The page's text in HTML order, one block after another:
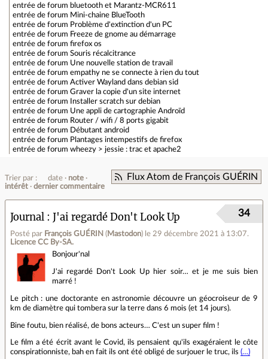
entrée de forum bluetooth et Marantz-MCR611
entrée de forum Mini-chaine BlueTooth
entrée de forum Problème d'extinction d'un PC
entrée de forum Freeze de gnome au démarrage
entrée de forum firefox os
entrée de forum Souris récalcitrance
entrée de forum Une nouvelle station de travail
entrée de forum empathy ne se connecte à rien du tout
entrée de forum Activer Wayland dans debian sid
entrée de forum Graver la copie d'un site internet
entrée de forum
Installer scratch sur debian
entrée de forum Une appli de cartographie Androïd
entrée de forum Router / wifi / 8 ports gigabit
entrée de forum Débutant android
entrée de forum Plantages intempestifs de firefox
entrée de forum wheezy > jessie : trac et apache2
Flux Atom de François GUÉRIN
Trier par : date
note
intérêt
dernier commentaire
Journal J'ai regardé Don't Look Up
Posté par François GUÉRIN ( Mastodon) le 29 décembre 2021 à 13:07.
Licence CC By‑SA.
34
Bonjour'nal
J'ai regardé Don't Look Up hier soir… et je me suis bien
marré !
Le pitch : une doctorante en astronomie découvre un géocroiseur de 9
km de diamètre qui tombera sur la terre dans 6 mois (et 14 jours).
Bine foutu, bien réalisé, de bons acteurs… C'est un super film !
Le film a été écrit avant le Covid, ils pensaient qu'ils exagéraient le côte
conspirationniste, bah en fait ils ont été obligé de surjouer le truc, ils (…)